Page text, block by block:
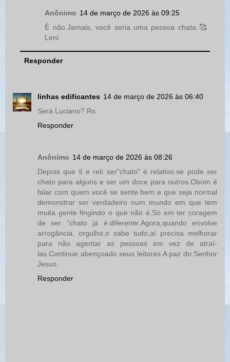
Anônimo 14 de março de 2026 às 09:25
É não.Jamais, você seria uma pessoa chata.🥰.
Leni
Responder
linhas edificantes 14 de março de 2026 às 06:40
Será Luciano? Rs
Responder
Anônimo 14 de março de 2026 às 08:26
Depois que lí e relí ser"chato" é relativo.se pode ser
chato para alguns e ser um doce para outros.Obom é
falar com quem você se sente bem e que seja normal
demonstrar ser verdadeiro num mundo em que tem
muita gente fingindo o que não é.Sò em ter coragem
de ser "chato já é.diferente.Agora,quando envolve
arrogância, orgulho,o sabe tudo,aí precisa melhorar
para não agentar as pessoas em vez de atraí-
las.Continue abençoado seus leitores.A paz do Senhor
Jesus.
Responder